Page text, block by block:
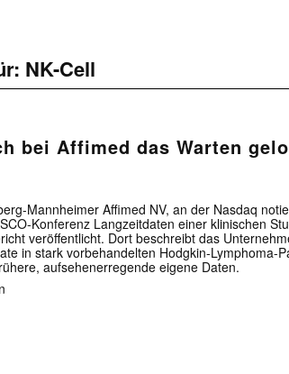
NK-Cell
bei Affimed das Warten
Mannheimer Affimed NV, an der Nasdaq
Konferenz Langzeitdaten einer klinischen
veröffentlicht. Dort beschreibt das
in stark vorbehandelten Hodgkin-Lymphoma-
aufsehenerregende eigene Daten.